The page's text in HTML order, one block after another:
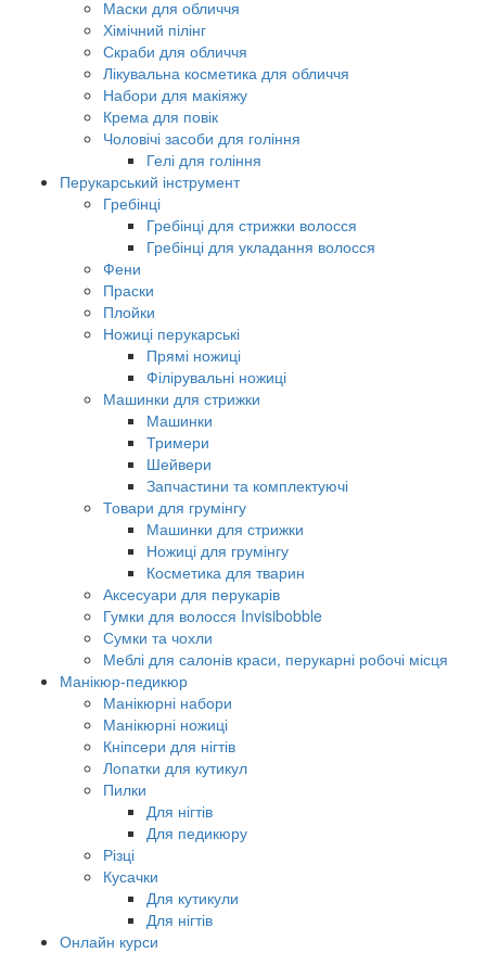
Маски для обличчя
Хімічний пілінг
Скраби для обличчя
Лікувальна косметика для обличчя
Набори для макіяжу
Крема для повік
Чоловічі засоби для гоління
Гелі для гоління
Перукарський інструмент
Гребінці
Гребінці для стрижки волосся
Гребінці для укладання волосся
Фени
Праски
Плойки
Ножиці перукарські
Прямі ножиці
Філірувальні ножиці
Машинки для стрижки
Машинки
Тримери
Шейвери
Запчастини та комплектуючі
Товари для грумінгу
Машинки для стрижки
Ножиці для грумінгу
Косметика для тварин
Аксесуари для перукарів
Гумки для волосся Invisibobble
Сумки та чохли
Меблі для салонів краси, перукарні робочі місця
Манікюр-педикюр
Манікюрні набори
Манікюрні ножиці
Кніпсери для нігтів
Лопатки для кутикул
Пилки
Для нігтів
Для педикюру
Різці
Кусачки
Для кутикули
Для нігтів
Онлайн курси